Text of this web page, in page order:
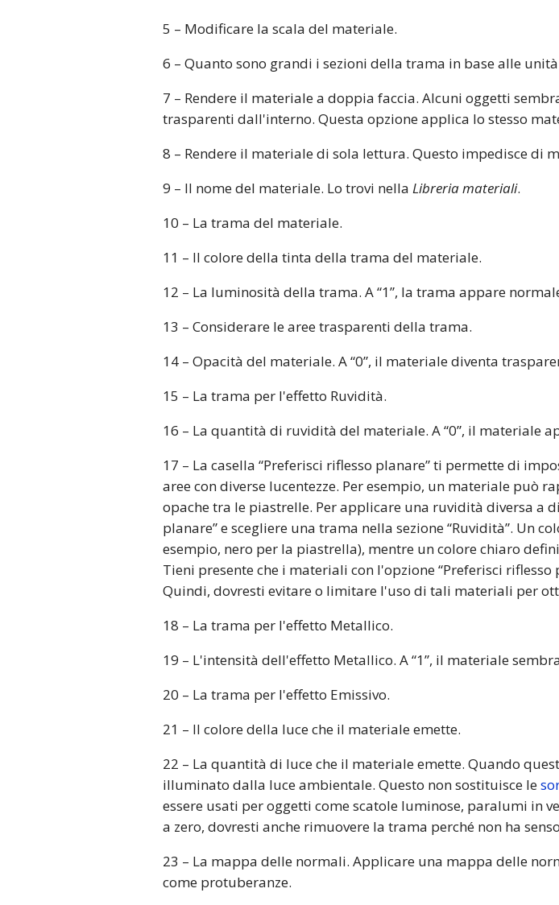
5 – Modificare la scala del materiale.
6 – Quanto sono grandi i sezioni della trama in base alle
7 – Rendere il materiale a doppia faccia. Alcuni oggetti
trasparenti dall'interno. Questa opzione applica lo stesso
8 – Rendere il materiale di sola lettura. Questo impedisce di
9 – Il nome del materiale. Lo trovi nella Libreria materiali.
10 – La trama del materiale.
11 – Il colore della tinta della trama del materiale.
12 – La luminosità della trama. A “1”, la trama appare
13 – Considerare le aree trasparenti della trama.
14 – Opacità del materiale. A “0”, il materiale diventa
15 – La trama per l'effetto Ruvidità.
16 – La quantità di ruvidità del materiale. A “0”, il materiale
17 – La casella “Preferisci riflesso planare” ti permette di
aree con diverse lucentezze. Per esempio, un materiale può
opache tra le piastrelle. Per applicare una ruvidità diversa a
planare” e scegliere una trama nella sezione “Ruvidità”. Un
esempio, nero per la piastrella), mentre un colore chiaro
Tieni presente che i materiali con l'opzione “Preferisci
Quindi, dovresti evitare o limitare l'uso di tali materiali per
18 – La trama per l'effetto Metallico.
19 – L'intensità dell'effetto Metallico. A “1”, il materiale
20 – La trama per l'effetto Emissivo.
21 – Il colore della luce che il materiale emette.
22 – La quantità di luce che il materiale emette. Quando
illuminato dalla luce ambientale. Questo non sostituisce le
essere usati per oggetti come scatole luminose, paralumi in
a zero, dovresti anche rimuovere la trama perché non ha
23 – La mappa delle normali. Applicare una mappa delle
come protuberanze.